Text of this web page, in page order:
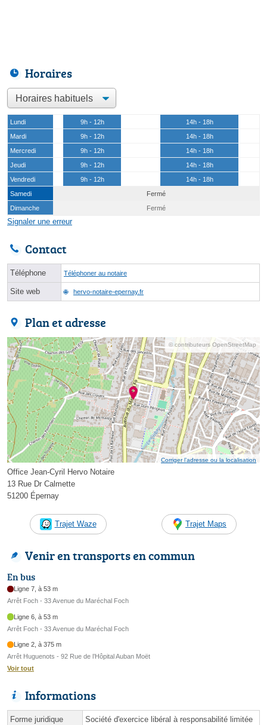
Horaires
Lundi 9h - 12h
14h - 18h
Mardi
9h - 12h
14h - 18h
Mercredi
9h - 12h
14h - 18h
Jeudi
9h - 12h
14h - 18h
Vendredi
9h - 12h
14h - 18h
Samedi
Fermé
Dimanche
Fermé
Signaler une erreur
Contact
Téléphone Téléphoner au notaire
Site web hervo-notaire-epernay.fr
Plan et adresse
© contributeurs OpenStreetMap
Corriger l’adresse ou la localisation
Office Jean-Cyril Hervo Notaire
13 Rue Dr Calmette
51200 Épernay
Trajet Waze Trajet Maps
Venir en transports en commun
En bus
Ligne 7, à 53 m
Arrêt Foch - 33 Avenue du Maréchal Foch
Ligne 6, à 53 m
Arrêt Foch - 33 Avenue du Maréchal Foch
Ligne 2, à 375 m
Arrêt Huguenots - 92 Rue de l’Hôpital Auban Moët
Voir tout
Informations
Forme juridique Société d'exercice libéral à responsabilité limitée